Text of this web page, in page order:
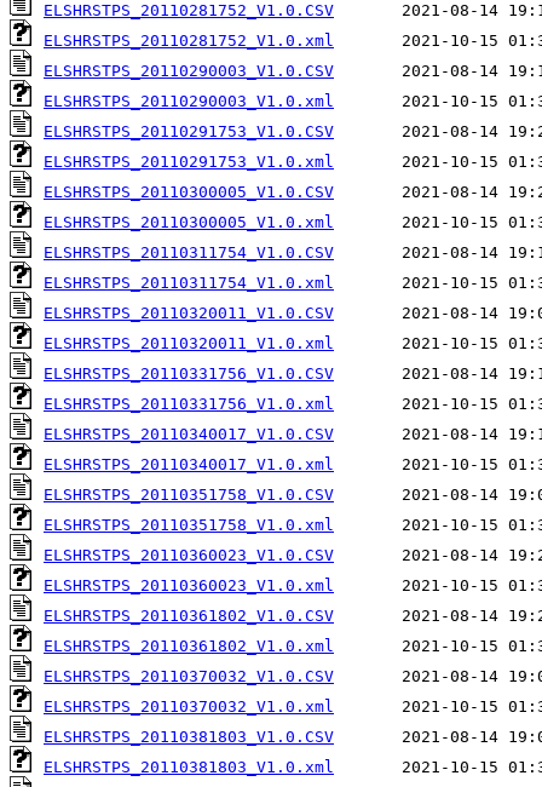
ELSHRSTPS_20110281752_V1.0.CSV
ELSHRSTPS_20110281752_V1.0.xml
ELSHRSTPS_20110290003_V1.0.CSV
ELSHRSTPS_20110290003_V1.0.xml
ELSHRSTPS_20110291753_V1.0.CSV
ELSHRSTPS_20110291753_V1.0.xml
ELSHRSTPS_20110300005_V1.0.CSV
ELSHRSTPS_20110300005_V1.0.xml
ELSHRSTPS_20110311754_V1.0.CSV
ELSHRSTPS_20110311754_V1.0.xml
ELSHRSTPS_20110320011_V1.0.CSV
ELSHRSTPS_20110320011_V1.0.xml
ELSHRSTPS_20110331756_V1.0.CSV
ELSHRSTPS_20110331756_V1.0.xml
ELSHRSTPS_20110340017_V1.0.CSV
ELSHRSTPS_20110340017_V1.0.xml
ELSHRSTPS_20110351758_V1.0.CSV
ELSHRSTPS_20110351758_V1.0.xml
ELSHRSTPS_20110360023_V1.0.CSV
ELSHRSTPS_20110360023_V1.0.xml
ELSHRSTPS_20110361802_V1.0.CSV
ELSHRSTPS_20110361802_V1.0.xml
ELSHRSTPS_20110370032_V1.0.CSV
ELSHRSTPS_20110370032_V1.0.xml
ELSHRSTPS_20110381803_V1.0.CSV
ELSHRSTPS_20110381803_V1.0.xml